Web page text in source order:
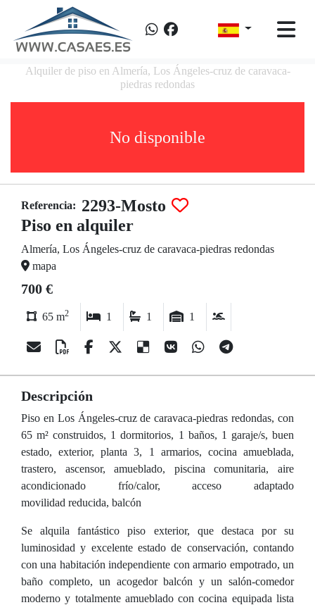
Alquiler de piso en Almería, Los Ángeles-cruz de caravaca-
piedras redondas
No disponible
Referencia: 2293-Mosto
Piso en alquiler
Almería, Los Ángeles-cruz de caravaca-piedras redondas
mapa
700 €
65 m2 1 1 1
Descripción
Piso en Los Ángeles-cruz de caravaca-piedras redondas, con
65 m² construidos, 1 dormitorios, 1 baños, 1 garaje/s, buen
estado, exterior, planta 3, 1 armarios, cocina amueblada,
trastero, ascensor, amueblado, piscina comunitaria, aire
acondicionado frío/calor, acceso adaptado
movilidad reducida, balcón
Se alquila fantástico piso exterior, que destaca por su
luminosidad y excelente estado de conservación, contando
con una habitación independiente con armario empotrado, un
baño completo, un acogedor balcón y un salón-comedor
moderno y totalmente amueblado con cocina equipada lista